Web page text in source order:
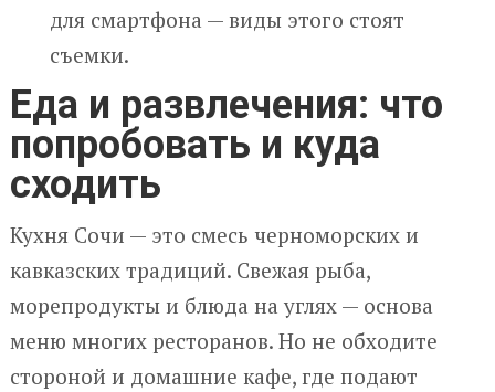
для смартфона — виды этого стоят
съемки.
Еда и развлечения: что
попробовать и куда
сходить
Кухня Сочи — это смесь черноморских и
кавказских традиций. Свежая рыба,
морепродукты и блюда на углях — основа
меню многих ресторанов. Но не обходите
стороной и домашние кафе, где подают